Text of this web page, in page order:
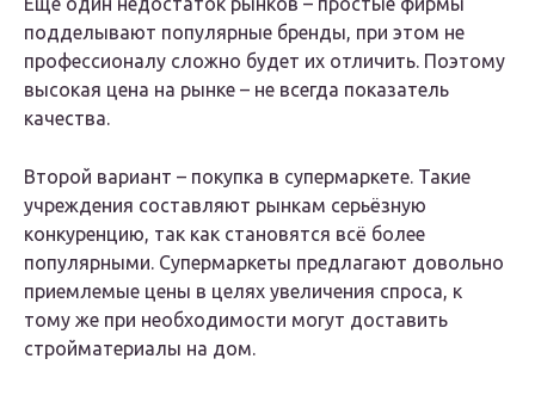
подделывают популярные бренды, при этом не
профессионалу сложно будет их отличить. Поэтому
высокая цена на рынке – не всегда показатель
качества.
Второй вариант – покупка в супермаркете. Такие
учреждения составляют рынкам серьёзную
конкуренцию, так как становятся всё более
популярными. Супермаркеты предлагают довольно
приемлемые цены в целях увеличения спроса, к
тому же при необходимости могут доставить
стройматериалы на дом.